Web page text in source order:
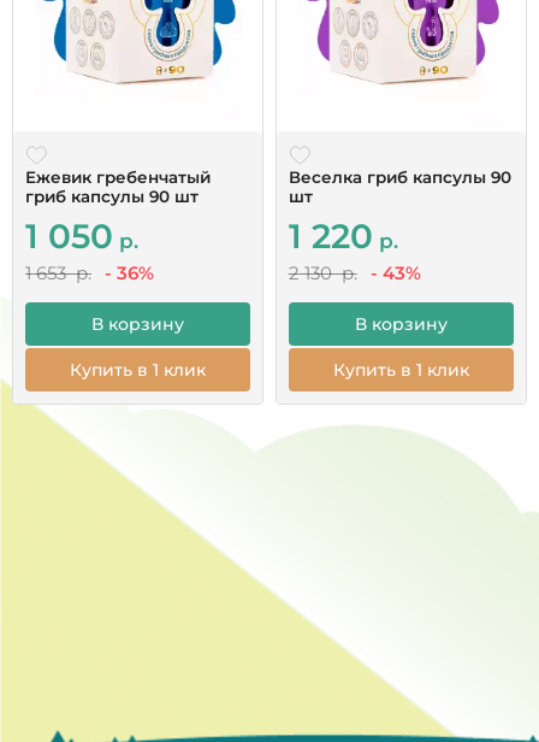
Читать все отзывы
Ежевик гребенчатый
гриб капсулы 90 шт
1 050р.
1 653 р. - 36%
В корзину
Купить в 1 клик
Веселка гриб капсулы 90
шт
1 220р.
2 130 р. - 43%
В корзину
Купить в 1 клик